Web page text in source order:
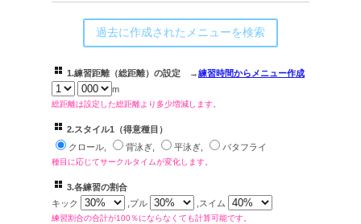
過去に作成されたメニューを検索
1.練習距離（総距離）の設定 →練習時間からメニュー作成
m
総距離は設定した総距離より多少増減します。
2.スタイル1（得意種目）
クロール,
背泳ぎ, 平泳ぎ, バタフライ
種目に応じてサークルタイムが変化します。
3.各練習の割合
キック
,プル ,スイム
練習割合の合計が100％にならなくても計算可能です。